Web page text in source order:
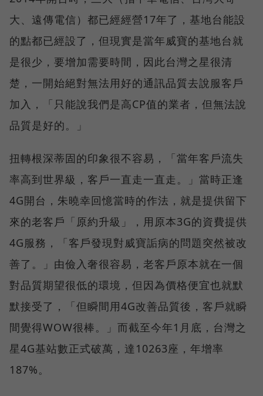
大、遠傳電信）都已經經營17年了，基地台能設
的點都已經設了，但現實是當年威寶的基地台就
是很少，要增加需要時間，因此台灣之星很清
楚，一開始絕對無法用好的通訊品質去說服客戶
加入，「只能說我們是高CP值的業者，但無法說
品質是好的。」
扭轉根深蒂固的印象很不容易，「當年客戶流失
率高到世界級，客戶一直走一直走。」當時正逢
4G開台，朱曉幸回憶當時的作法，就是提供留下
來的老客戶「原約升級」，用原本3G的資費提供
4G服務，「客戶發現對威寶詬病的問題突然被改
善了。」由儉入奢很容易，老客戶原本就在一個
對品質期望很低的環境，但因為價格便宜也就默
默接受了，「但瞬間用4G改善品質後，客戶就瞬
間覺得WOW很棒。」而截至今年1月底，台灣之
星4G基站數正式破萬，達10263座，年增率
187%。